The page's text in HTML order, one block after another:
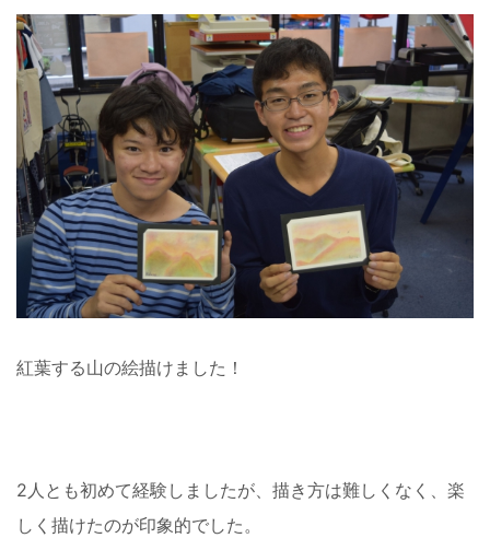
紅葉する山の絵描けました！
2人とも初めて経験しましたが、描き方は難しくなく、楽
しく描けたのが印象的でした。